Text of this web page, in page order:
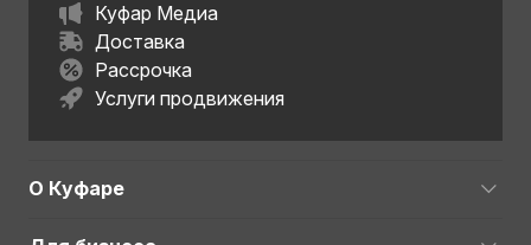
Куфар Медиа
Доставка
Рассрочка
Услуги продвижения
О Куфаре